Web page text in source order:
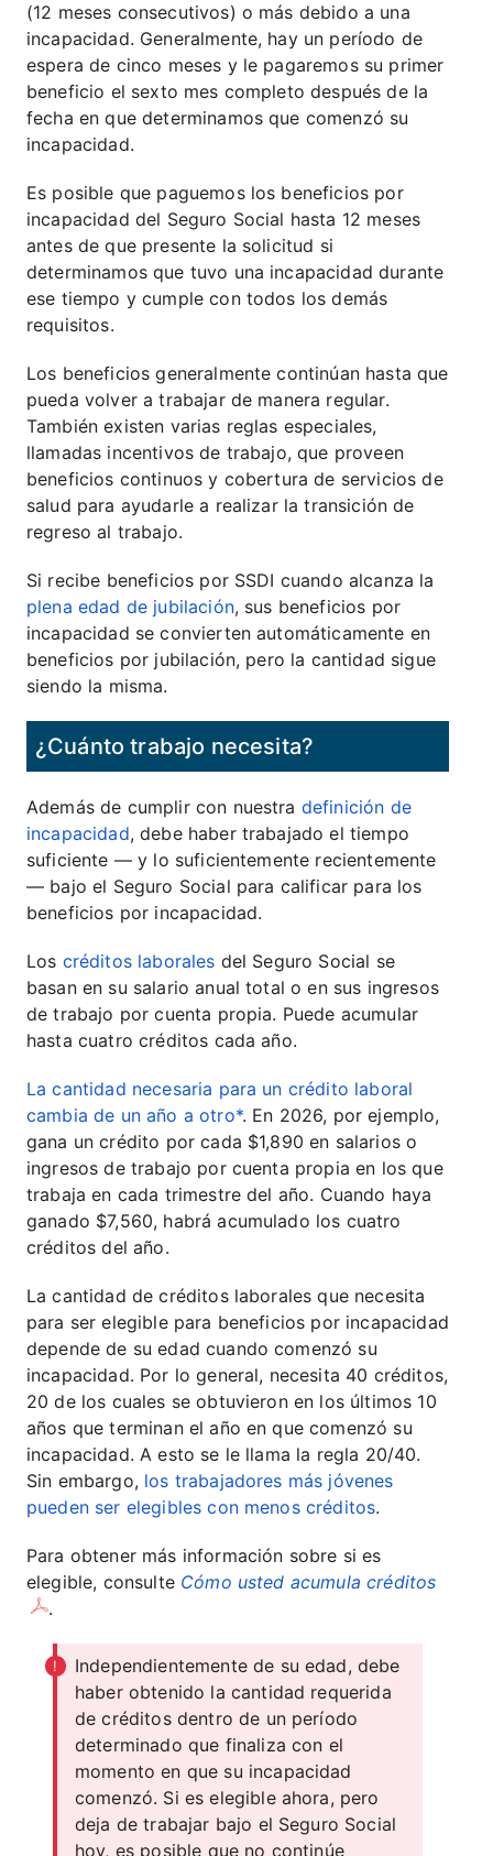
(12 meses consecutivos) o más debido a una
incapacidad. Generalmente, hay un período de
espera de cinco meses y le pagaremos su primer
beneficio el sexto mes completo después de la
fecha en que determinamos que comenzó su
incapacidad.
Es posible que paguemos los beneficios por
incapacidad del Seguro Social hasta 12 meses
antes de que presente la solicitud si
determinamos que tuvo una incapacidad durante
ese tiempo y cumple con todos los demás
requisitos.
Los beneficios generalmente continúan hasta que
pueda volver a trabajar de manera regular.
También existen varias reglas especiales,
llamadas incentivos de trabajo, que proveen
beneficios continuos y cobertura de servicios de
salud para ayudarle a realizar la transición de
regreso al trabajo.
Si recibe beneficios por SSDI cuando alcanza la
plena edad de jubilación, sus beneficios por
incapacidad se convierten automáticamente en
beneficios por jubilación, pero la cantidad sigue
siendo la misma.
¿Cuánto trabajo necesita?
Además de cumplir con nuestra definición de
incapacidad, debe haber trabajado el tiempo
suficiente — y lo suficientemente recientemente
— bajo el Seguro Social para calificar para los
beneficios por incapacidad.
Los créditos laborales del Seguro Social se
basan en su salario anual total o en sus ingresos
de trabajo por cuenta propia. Puede acumular
hasta cuatro créditos cada año.
La cantidad necesaria para un crédito laboral
cambia de un año a otro*. En 2026, por ejemplo,
gana un crédito por cada $1,890 en salarios o
ingresos de trabajo por cuenta propia en los que
trabaja en cada trimestre del año. Cuando haya
ganado $7,560, habrá acumulado los cuatro
créditos del año.
La cantidad de créditos laborales que necesita
para ser elegible para beneficios por incapacidad
depende de su edad cuando comenzó su
incapacidad. Por lo general, necesita 40 créditos,
20 de los cuales se obtuvieron en los últimos 10
años que terminan el año en que comenzó su
incapacidad. A esto se le llama la regla 20/40.
Sin embargo, los trabajadores más jóvenes
pueden ser elegibles con menos créditos.
Para obtener más información sobre si es
elegible, consulte Cómo usted acumula créditos
.
Independientemente de su edad, debe
haber obtenido la cantidad requerida
de créditos dentro de un período
determinado que finaliza con el
momento en que su incapacidad
comenzó. Si es elegible ahora, pero
deja de trabajar bajo el Seguro Social
hoy, es posible que no continúe